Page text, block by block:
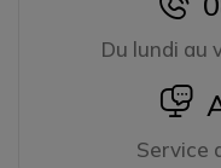
Du lundi au
Service